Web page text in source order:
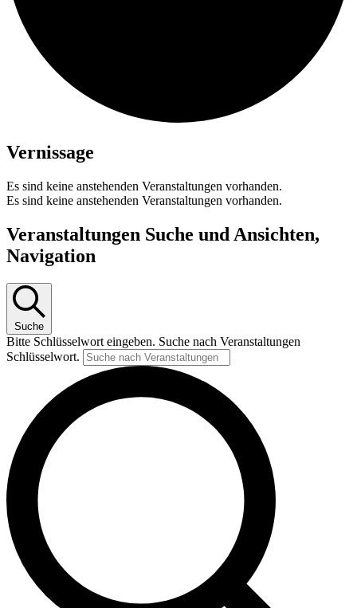
Vernissage
Es sind keine anstehenden Veranstaltungen vorhanden.
Es sind keine anstehenden Veranstaltungen vorhanden.
Veranstaltungen Suche und Ansichten,
Navigation
Suche
Bitte Schlüsselwort eingeben. Suche nach Veranstaltungen
Schlüsselwort.